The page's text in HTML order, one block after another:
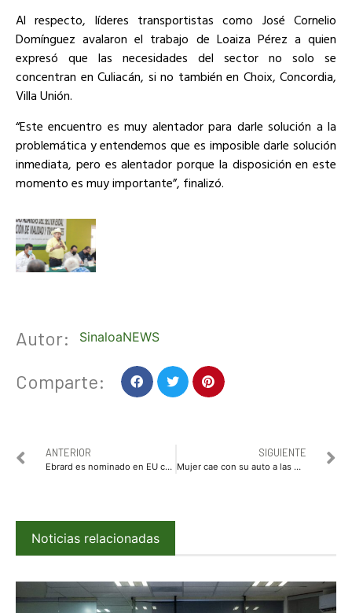
Al respecto, líderes transportistas como José Cornelio
Domínguez avalaron el trabajo de Loaiza Pérez a quien
expresó que las necesidades del sector no solo se
concentran en Culiacán, si no también en Choix, Concordia,
Villa Unión.
“Este encuentro es muy alentador para darle solución a la
problemática y entendemos que es imposible darle solución
inmediata, pero es alentador porque la disposición en este
momento es muy importante”, finalizó.
Autor: SinaloaNEWS
Comparte:
ANTERIOR
Ebrard es nominado en EU como persona del año por demanda contra fabricantes de armas
SIGUIENTE
Mujer cae con su auto a las Cataratas del Niágara; la encuentran sin vida
Noticias relacionadas